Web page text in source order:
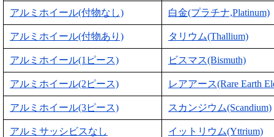
アルミホイール(付物なし) 白金(プラチナ,Platinum)
アルミホイール(付物あり) タリウム(Thallium)
アルミホイール(1ピース) ビスマス(Bismuth)
アルミホイール(2ピース) レアアース(Rare Earth
アルミホイール(3ピース) スカンジウム(Scandium)
アルミサッシビスなし イットリウム(Yttrium)